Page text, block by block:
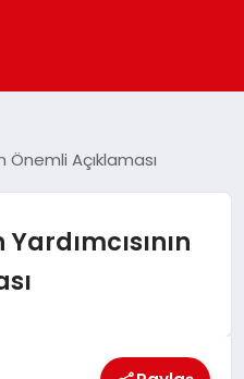
Önemli Açıklaması